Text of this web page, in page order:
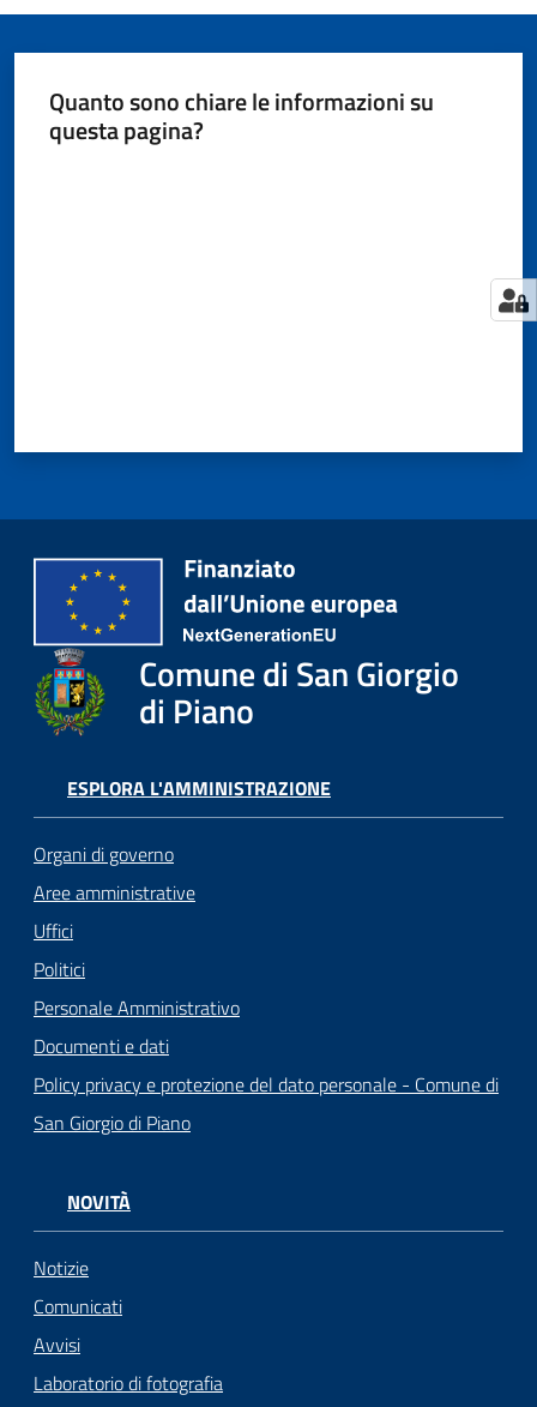
Quanto sono chiare le informazioni su
questa pagina?
Comune di San Giorgio
di Piano
ESPLORA L'AMMINISTRAZIONE
Organi di governo
Aree amministrative
Uffici
Politici
Personale Amministrativo
Documenti e dati
Policy privacy e protezione del dato personale - Comune di
San Giorgio di Piano
NOVITÀ
Notizie
Comunicati
Avvisi
Laboratorio di fotografia